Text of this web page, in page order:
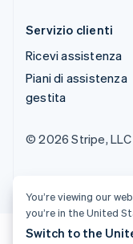
Servizio clienti
Ricevi assistenza
Piani di assistenza
gestita
© 2026 Stripe, LLC
You’re viewing our
you’re in the United
Switch to the